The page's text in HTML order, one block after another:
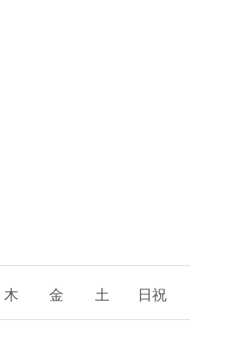
木 金 土 日祝